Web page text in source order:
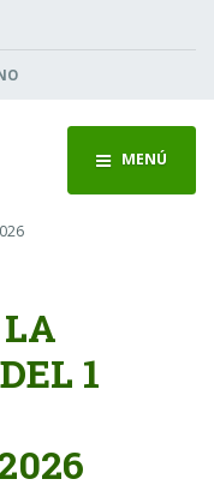
MENÚ
1